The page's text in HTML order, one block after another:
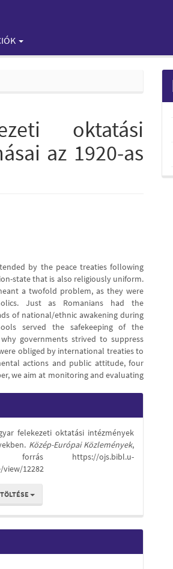
oktatási
az 1920-as
by the peace treaties following
state that is also religiously uniform.
a twofold problem, as they were
Just as Romanians had the
of national/ethnic awakening during
served the safekeeping of the
governments strived to suppress
obliged by international treaties to
actions and public attitude, four
we aim at monitoring and evaluating
felekezeti oktatási intézmények
Közép-Európai Közlemények,
https://ojs.bibl.u-
12282